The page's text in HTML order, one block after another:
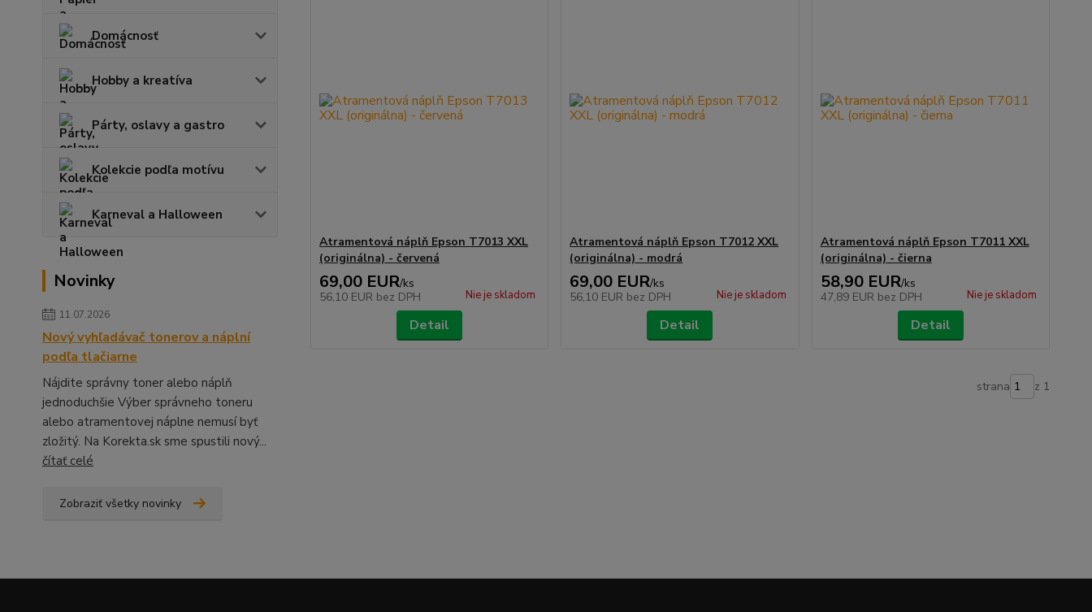
Domácnosť
Hobby a kreatíva
Párty, oslavy a gastro
Kolekcie podľa motívu
Karneval a Halloween
Novinky
11.07.2026
Nový vyhľadávač tonerov a náplní
podľa tlačiarne
Nájdite správny toner alebo náplň
jednoduchšie Výber správneho toneru
alebo atramentovej náplne nemusí byť
zložitý. Na Korekta.sk sme spustili nový...
čítať celé
Zobraziť všetky novinky
Atramentová náplň Epson T7013 XXL
(originálna) - červená
69,00 EUR/ks
56,10 EUR bez DPH Nie je skladom
Detail
Atramentová náplň Epson T7012 XXL
(originálna) - modrá
69,00 EUR/ks
56,10 EUR bez DPH Nie je skladom
Detail
Atramentová náplň Epson T7011 XXL
(originálna) - čierna
58,90 EUR/ks
47,89 EUR bez DPH Nie je skladom
Detail
strana z 1